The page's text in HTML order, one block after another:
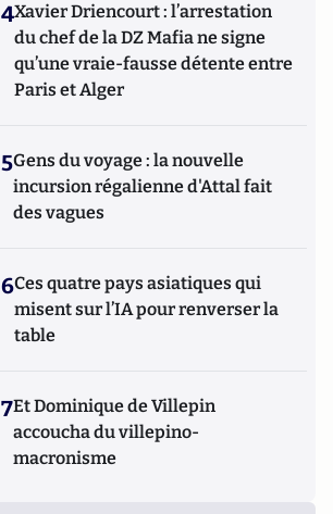
4Xavier Driencourt : l’arrestation
du chef de la DZ Mafia ne signe
qu’une vraie-fausse détente entre
Paris et Alger
5Gens du voyage : la nouvelle
incursion régalienne d'Attal fait
des vagues
6Ces quatre pays asiatiques qui
misent sur l’IA pour renverser la
table
7Et Dominique de Villepin
accoucha du villepino-
macronisme